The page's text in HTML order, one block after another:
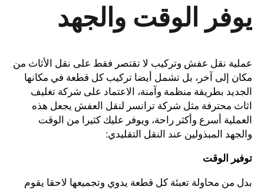
يوفر الوقت والجهد
عملية نقل عفش وتركيب لا تقتصر فقط على نقل الأثاث من
مكان إلى آخر، بل تشمل أيضا تركيب كل قطعة في مكانها
الجديد بطريقة منظمة وآمنة، الاعتماد على شركة تغليف
اثاث محترفة مثل شركة ترانسر لنقل العفش يجعل هذه
العملية أسرع وأكثر راحة، ويوفر عليك كثيرا من الوقت
والجهد المبذولين عند النقل التقليدي:
توفير الوقت
بدل من محاولة تعبئة كل قطعة يدوي وتجميعها لاحقا يقوم